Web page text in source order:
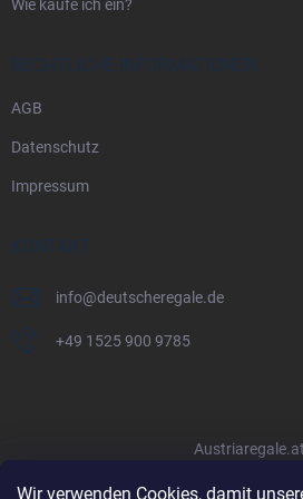
Wir verwenden Cookies, damit
Wie kaufe ich ein?
RECHTLICHE INFORMATIONEN
AGB
Datenschutz
Impressum
KONTAKT
info@deutscheregale.de
+49 1525 900 9785
Austriaregale.at